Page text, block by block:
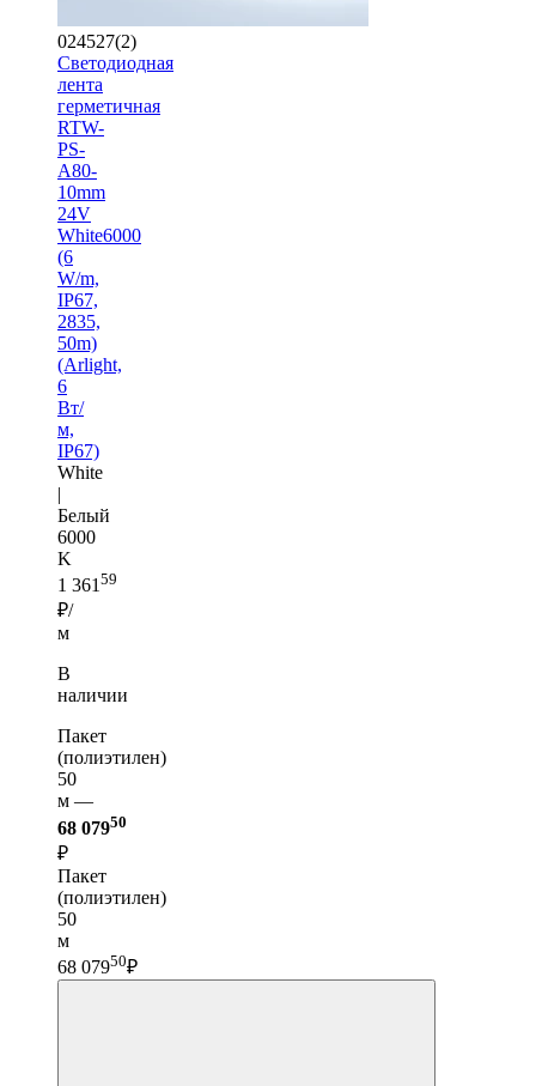
024527(2)
Светодиодная
лента
герметичная
RTW-
PS-
A80-
10mm
24V
White6000
(6
W/m,
IP67,
2835,
50m)
(Arlight,
6
Вт/
м,
IP67)
White
|
Белый
6000
K
1 361 59
₽/
м
В
наличии
Пакет
(полиэтилен)
50
м —
68 07950
₽
Пакет
(полиэтилен)
50
м
68 07950₽